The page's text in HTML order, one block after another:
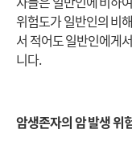
위험도가 일반인의 비
서 적어도 일반인에게
니다.
암생존자의 암 발생 위